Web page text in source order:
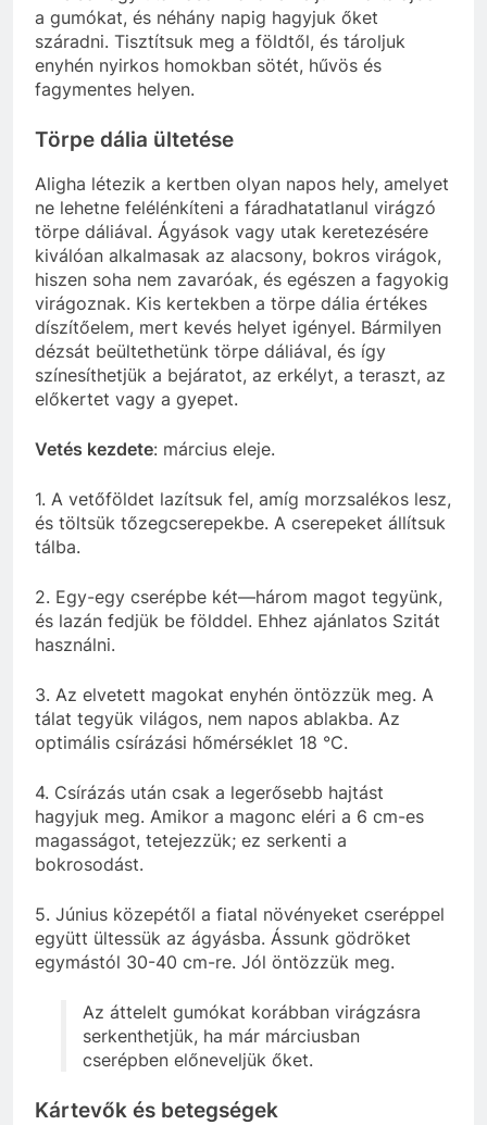
a gumókat, és néhány napig hagyjuk őket
száradni. Tisztítsuk meg a földtől, és tároljuk
enyhén nyirkos homokban sötét, hűvös és
fagymentes helyen.
Törpe dália ültetése
Aligha létezik a kertben olyan napos hely, amelyet
ne lehetne felélénkíteni a fáradhatatlanul virágzó
törpe dáliával. Ágyások vagy utak keretezésére
kiválóan alkalmasak az alacsony, bokros virágok,
hiszen soha nem zavaróak, és egészen a fagyokig
virágoznak. Kis kertekben a törpe dália értékes
díszítőelem, mert kevés helyet igényel. Bármilyen
dézsát beültethetünk törpe dáliával, és így
színesíthetjük a bejáratot, az erkélyt, a teraszt, az
előkertet vagy a gyepet.
Vetés kezdete: március eleje.
1. A vetőföldet lazítsuk fel, amíg morzsalékos lesz,
és töltsük tőzegcserepekbe. A cserepeket állítsuk
tálba.
2. Egy-egy cserépbe két—három magot tegyünk,
és lazán fedjük be földdel. Ehhez ajánlatos Szitát
használni.
3. Az elvetett magokat enyhén öntözzük meg. A
tálat tegyük világos, nem napos ablakba. Az
optimális csírázási hőmérséklet 18 °C.
4. Csírázás után csak a legerősebb hajtást
hagyjuk meg. Amikor a magonc eléri a 6 cm-es
magasságot, tetejezzük; ez serkenti a
bokrosodást.
5. Június közepétől a fiatal növényeket cseréppel
együtt ültessük az ágyásba. Ássunk gödröket
egymástól 30-40 cm-re. Jól öntözzük meg.
Az áttelelt gumókat korábban virágzásra
serkenthetjük, ha már márciusban
cserépben előneveljük őket.
Kártevők és betegségek